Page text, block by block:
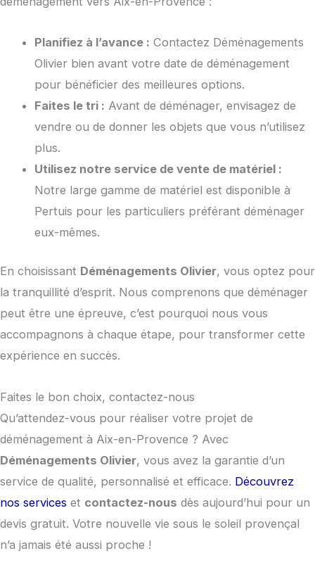
Planifiez à l’avance : Contactez Déménagements
Olivier bien avant votre date de déménagement
pour bénéficier des meilleures options.
Faites le tri : Avant de déménager, envisagez de
vendre ou de donner les objets que vous n’utilisez
plus.
Utilisez notre service de vente de matériel :
Notre large gamme de matériel est disponible à
Pertuis pour les particuliers préférant déménager
eux-mêmes.
En choisissant Déménagements Olivier, vous optez pour
la tranquillité d’esprit. Nous comprenons que déménager
peut être une épreuve, c’est pourquoi nous vous
accompagnons à chaque étape, pour transformer cette
expérience en succès.
Faites le bon choix, contactez-nous
Qu’attendez-vous pour réaliser votre projet de
déménagement à Aix-en-Provence ? Avec
Déménagements Olivier, vous avez la garantie d’un
service de qualité, personnalisé et efficace. Découvrez
nos services et contactez-nous dès aujourd’hui pour un
devis gratuit. Votre nouvelle vie sous le soleil provençal
n’a jamais été aussi proche !